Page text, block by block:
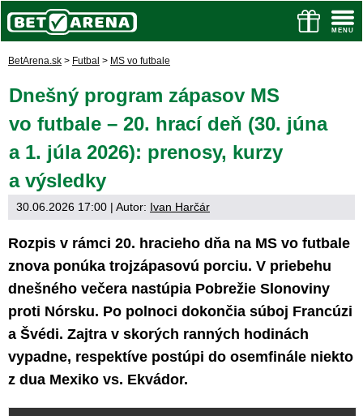
BetArena.sk > Futbal > MS vo futbale
Dnešný program zápasov MS
vo futbale – 20. hrací deň (30. júna
a 1. júla 2026): prenosy, kurzy
a výsledky
30.06.2026 17:00 | Autor: Ivan Harčár
Rozpis v rámci 20. hracieho dňa na MS vo futbale
znova ponúka trojzápasovú porciu. V priebehu
dnešného večera nastúpia Pobrežie Slonoviny
proti Nórsku. Po polnoci dokončia súboj Francúzi
a Švédi. Zajtra v skorých ranných hodinách
vypadne, respektíve postúpi do osemfinále niekto
z dua Mexiko vs. Ekvádor.